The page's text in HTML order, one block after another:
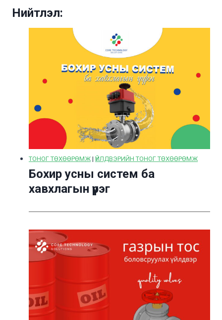
Нийтлэл:
ТОНОГ ТӨХӨӨРӨМЖ | ҮЙЛДВЭРИЙН ТОНОГ ТӨХӨӨРӨМЖ
Бохир усны систем ба
хавхлагын үүрэг